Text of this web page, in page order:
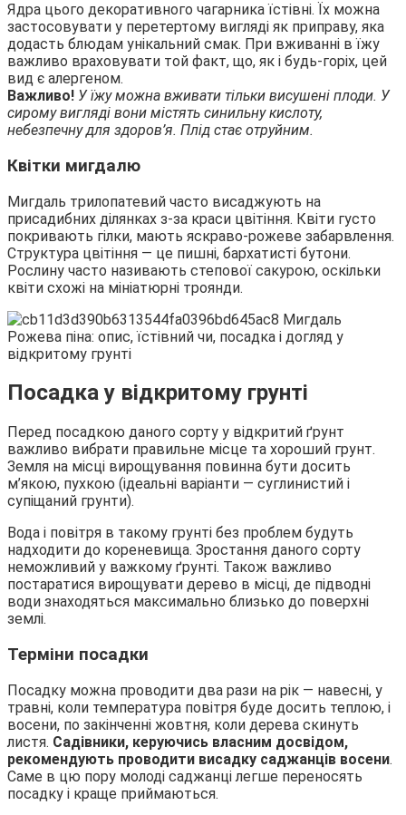
Ядра цього декоративного чагарника їстівні. Їх можна
застосовувати у перетертому вигляді як приправу, яка
додасть блюдам унікальний смак. При вживанні в їжу
важливо враховувати той факт, що, як і будь-горіх, цей
вид є алергеном.
Важливо! У їжу можна вживати тільки висушені плоди. У
сирому вигляді вони містять синильну кислоту,
небезпечну для здоров’я. Плід стає отруйним.
Квітки мигдалю
Мигдаль трилопатевий часто висаджують на
присадибних ділянках з-за краси цвітіння. Квіти густо
покривають гілки, мають яскраво-рожеве забарвлення.
Структура цвітіння — це пишні, бархатисті бутони.
Рослину часто називають степової сакурою, оскільки
квіти схожі на мініатюрні троянди.
Посадка у відкритому грунті
Перед посадкою даного сорту у відкритий ґрунт
важливо вибрати правильне місце та хороший грунт.
Земля на місці вирощування повинна бути досить
м’якою, пухкою (ідеальні варіанти — суглинистий і
супіщаний грунти).
Вода і повітря в такому грунті без проблем будуть
надходити до кореневища. Зростання даного сорту
неможливий у важкому ґрунті. Також важливо
постаратися вирощувати дерево в місці, де підводні
води знаходяться максимально близько до поверхні
землі.
Терміни посадки
Посадку можна проводити два рази на рік — навесні, у
травні, коли температура повітря буде досить теплою, і
восени, по закінченні жовтня, коли дерева скинуть
листя. Садівники, керуючись власним досвідом,
рекомендують проводити висадку саджанців восени.
Саме в цю пору молоді саджанці легше переносять
посадку і краще приймаються.